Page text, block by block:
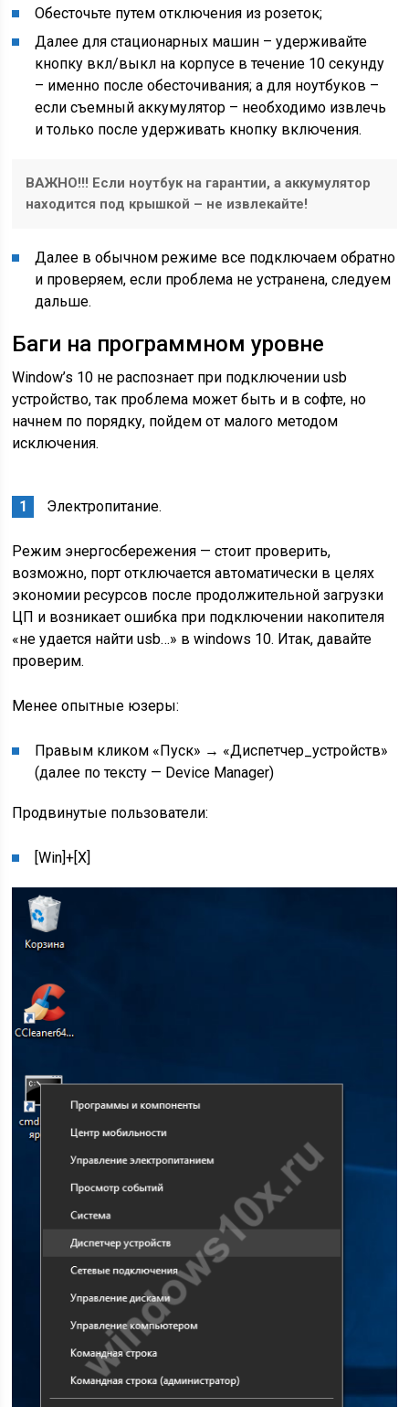
Обесточьте путем отключения из розеток;
Далее для стационарных машин – удерживайте
кнопку вкл/выкл на корпусе в течение 10 секунду
– именно после обесточивания; а для ноутбуков –
если съемный аккумулятор – необходимо извлечь
и только после удерживать кнопку включения.
ВАЖНО!!! Если ноутбук на гарантии, а аккумулятор
находится под крышкой – не извлекайте!
Далее в обычном режиме все подключаем обратно
и проверяем, если проблема не устранена, следуем
дальше.
Баги на программном уровне
Window’s 10 не распознает при подключении usb
устройство, так проблема может быть и в софте, но
начнем по порядку, пойдем от малого методом
исключения.
Электропитание.
Режим энергосбережения — стоит проверить,
возможно, порт отключается автоматически в целях
экономии ресурсов после продолжительной загрузки
ЦП и возникает ошибка при подключении накопителя
«не удается найти usb…» в windows 10. Итак, давайте
проверим.
Менее опытные юзеры:
Правым кликом «Пуск» → «Диспетчер_устройств»
(далее по тексту — Device Manager)
Продвинутые пользователи:
[Win]+[X]